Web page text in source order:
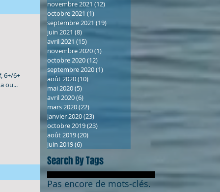
6+/6+
ou...
novembre 2021 (12)
octobre 2021 (1)
septembre 2021 (19)
juin 2021 (8) 8 posts
avril 2021 (15) 15 posts
novembre 2020(1)
octobre 2020(12)
septembre 2020(1)
août 2020(10)
mai 2020(5)
avril 2020(6)
mars 2020(22)
janvier 2020(23)
octobre 2019(23)
août 2019(20)
juin 2019(6)
Search By Tags
Pas encore de mots-clés.